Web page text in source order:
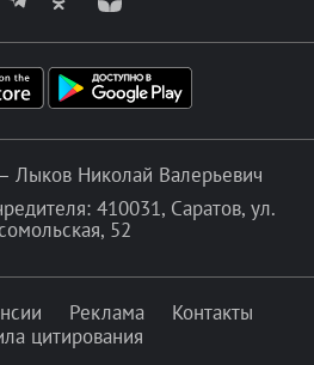
Лыков Николай Валерьевич
410031, Саратов, ул.
52
Реклама
Контакты
цитирования